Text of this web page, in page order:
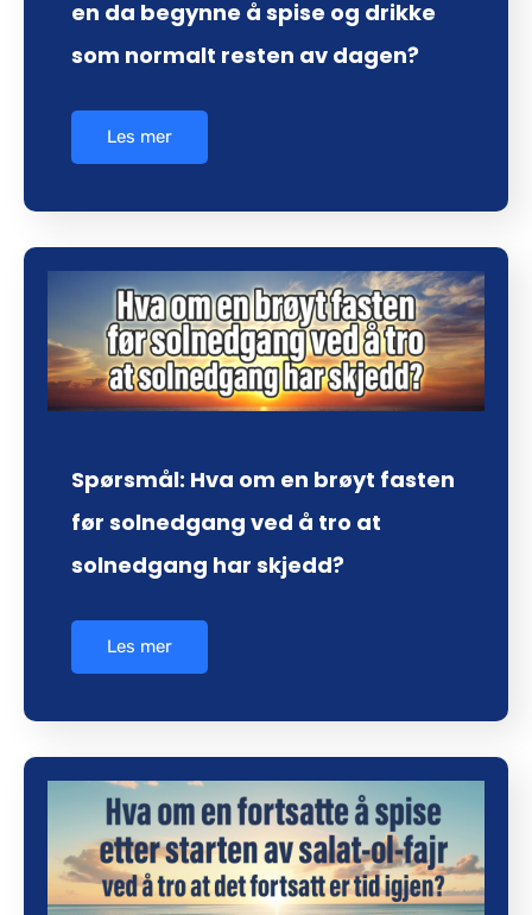
en da begynne å spise og drikke
som normalt resten av dagen?
Les mer
Spørsmål: Hva om en brøyt fasten
før solnedgang ved å tro at
solnedgang har skjedd?
Les mer